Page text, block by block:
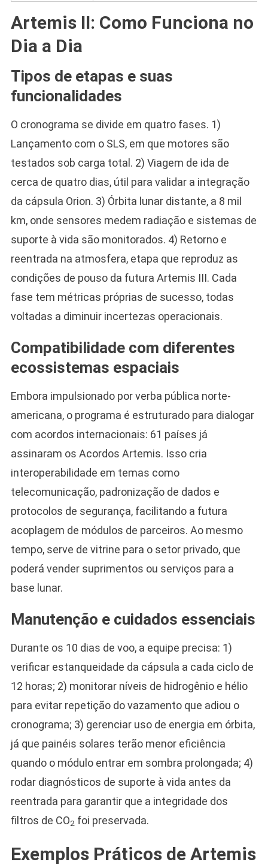
Artemis II: Como Funciona no
Dia a Dia
Tipos de etapas e suas
funcionalidades
O cronograma se divide em quatro fases. 1)
Lançamento com o SLS, em que motores são
testados sob carga total. 2) Viagem de ida de
cerca de quatro dias, útil para validar a integração
da cápsula Orion. 3) Órbita lunar distante, a 8 mil
km, onde sensores medem radiação e sistemas de
suporte à vida são monitorados. 4) Retorno e
reentrada na atmosfera, etapa que reproduz as
condições de pouso da futura Artemis III. Cada
fase tem métricas próprias de sucesso, todas
voltadas a diminuir incertezas operacionais.
Compatibilidade com diferentes
ecossistemas espaciais
Embora impulsionado por verba pública norte-
americana, o programa é estruturado para dialogar
com acordos internacionais: 61 países já
assinaram os Acordos Artemis. Isso cria
interoperabilidade em temas como
telecomunicação, padronização de dados e
protocolos de segurança, facilitando a futura
acoplagem de módulos de parceiros. Ao mesmo
tempo, serve de vitrine para o setor privado, que
poderá vender suprimentos ou serviços para a
base lunar.
Manutenção e cuidados essenciais
Durante os 10 dias de voo, a equipe precisa: 1)
verificar estanqueidade da cápsula a cada ciclo de
12 horas; 2) monitorar níveis de hidrogênio e hélio
para evitar repetição do vazamento que adiou o
cronograma; 3) gerenciar uso de energia em órbita,
já que painéis solares terão menor eficiência
quando o módulo entrar em sombra prolongada; 4)
rodar diagnósticos de suporte à vida antes da
reentrada para garantir que a integridade dos
filtros de CO2 foi preservada.
Exemplos Práticos de Artemis